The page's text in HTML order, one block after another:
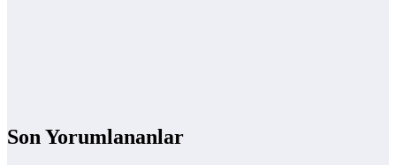
Son Yorumlananlar